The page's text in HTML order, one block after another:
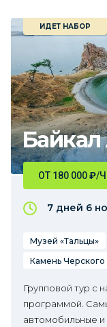
Байкал
ИДЕТ НАБОР
ОТ 180 000₽/
7 дней 6
Музей «Тальцы»
Камень Черского
Групповой тур с
программой.
автомобильные и